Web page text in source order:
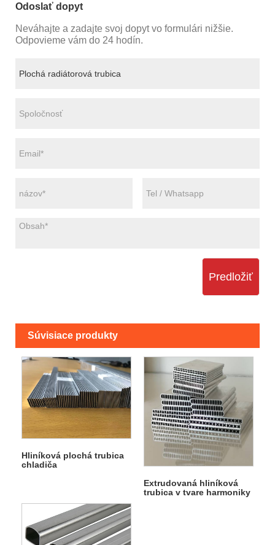
Odoslať dopyt
Neváhajte a zadajte svoj dopyt vo formulári nižšie.
Odpovieme vám do 24 hodín.
Predložiť
Súvisiace produkty
Hliníková plochá trubica
chladiča
Extrudovaná hliníková
trubica v tvare harmoniky